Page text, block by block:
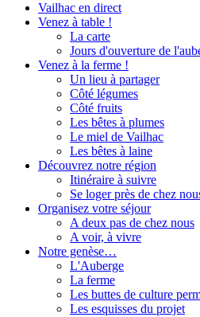
Vailhac en direct
Venez à table !
La carte
Jours d'ouverture de
Venez à la ferme !
Un lieu à partager
Côté légumes
Côté fruits
Les bêtes à plumes
Le miel de Vailhac
Les bêtes à laine
Découvrez notre région
Itinéraire à suivre
Se loger près de chez
Organisez votre séjour
A deux pas de chez nous
A voir, à vivre
Notre genèse…
L'Auberge
La ferme
Les buttes de culture
Les esquisses du projet